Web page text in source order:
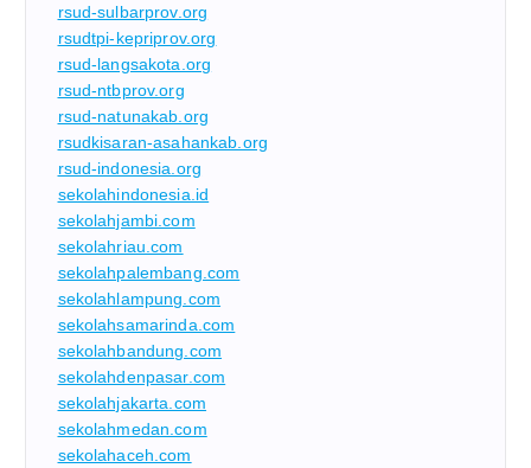
rsud-sulbarprov.org
rsudtpi-kepriprov.org
rsud-langsakota.org
rsud-ntbprov.org
rsud-natunakab.org
rsudkisaran-asahankab.org
rsud-indonesia.org
sekolahindonesia.id
sekolahjambi.com
sekolahriau.com
sekolahpalembang.com
sekolahlampung.com
sekolahsamarinda.com
sekolahbandung.com
sekolahdenpasar.com
sekolahjakarta.com
sekolahmedan.com
sekolahaceh.com